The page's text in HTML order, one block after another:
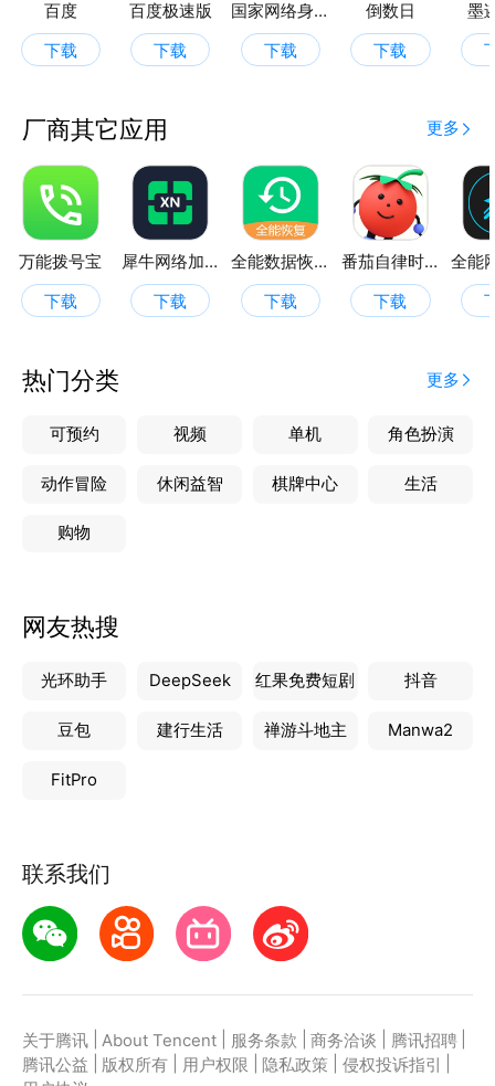
百度
下载
百度极速版
下载
国家网络身份认证
下载
倒数日
下载
墨
厂商其它应用 更多
万能拨号宝
下载
犀牛网络加速器
下载
全能数据恢复管家
下载
番茄自律时钟
下载
热门分类 更多
可预约 视频 单机 角色扮演
动作冒险 休闲益智 棋牌中心 生活
购物
网友热搜
光环助手 DeepSeek 红果免费短剧 抖音
豆包 建行生活 禅游斗地主 Manwa2
FitPro
联系我们
关于腾讯 About Tencent 服务条款 商务洽谈 腾讯招聘
腾讯公益
版权所有 用户权限 隐私政策 侵权投诉指引